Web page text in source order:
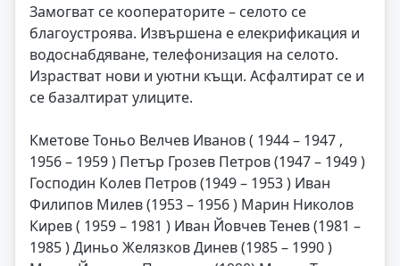
Замогват се кооператорите – селото се
благоустроява. Извършена е елекрификация и
водоснабдяване, телефонизация на селото.
Израстват нови и уютни къщи. Асфалтират се и
се базалтират улиците.
Кметове Тоньо Велчев Иванов ( 1944 – 1947 ,
1956 – 1959 ) Петър Грозев Петров (1947 – 1949 )
Господин Колев Петров (1949 – 1953 ) Иван
Филипов Милев (1953 – 1956 ) Марин Николов
Кирев ( 1959 – 1981 ) Иван Йовчев Тенев (1981 –
1985 ) Диньо Желязков Динев (1985 – 1990 )